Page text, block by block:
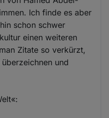
Ich finde es aber
schon schwer
einen weiteren
Zitate so verkürzt,
und